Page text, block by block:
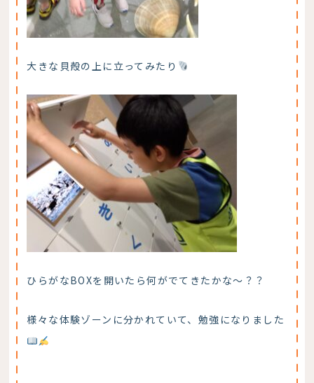
大きな貝殻の上に立ってみたり
ひらがなBOXを開いたら何がでてきたかな～？？
様々な体験ゾーンに分かれていて、勉強になりました